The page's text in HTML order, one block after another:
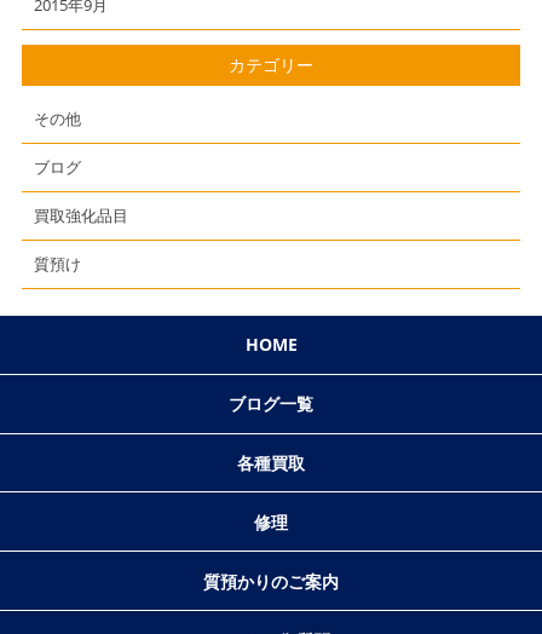
カテゴリー
その他
ブログ
買取強化品目
質預け
HOME
ブログ一覧
各種買取
修理
質預かりのご案内